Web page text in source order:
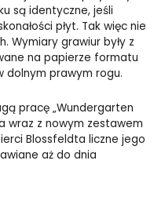
są identyczne, jeśli
płyt. Tak więc nie
Wymiary grawiur były z
na papierze formatu
dolnym prawym rogu.
pracę „Wundergarten
wraz z nowym zestawem
Blossfeldta liczne jego
aż do dnia